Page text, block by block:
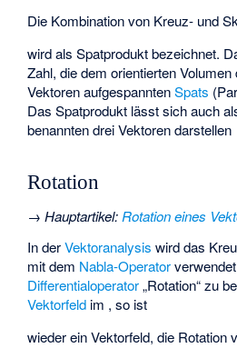
Die Kombination von Kreuz- und
wird als Spatprodukt bezeichnet.
Zahl, die dem orientierten
Vektoren aufgespanntenSpats
Das Spatprodukt lässt sich auch
benannten drei Vektoren darstellen
Rotation
→Hauptartikel: Rotation eines
In derVektoranalysis wird das
mit dem Nabla-Operator
Differentialoperator„Rotation“ zu
Vektorfeld im , so ist
wieder ein Vektorfeld, die Rotation